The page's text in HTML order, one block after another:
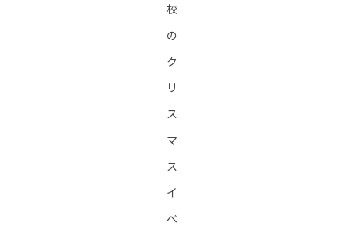
校
の
ク
リ
ス
マ
ス
イ
ベ